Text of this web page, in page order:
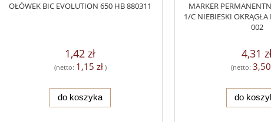
OŁÓWEK BIC EVOLUTION 650 HB 880311
1,42 zł
(netto: 1,15 zł)
do koszyka
MARKER
1/C NIEBIESKI
002
4,31
(netto: 3,50
do